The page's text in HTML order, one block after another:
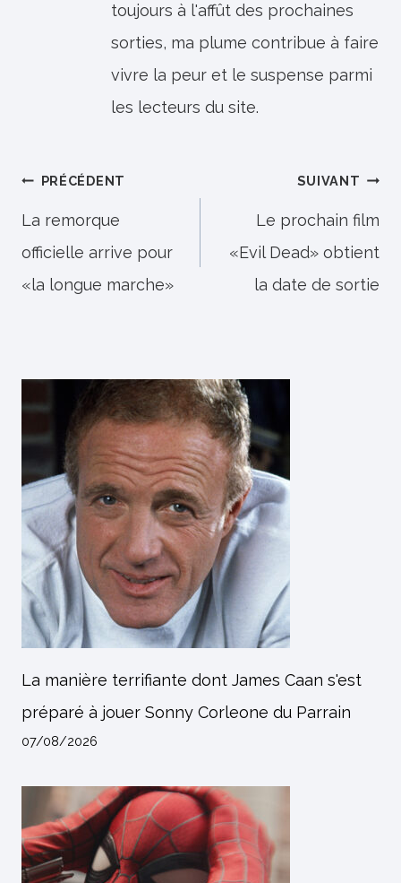
toujours à l'affût des prochaines
sorties, ma plume contribue à faire
vivre la peur et le suspense parmi
les lecteurs du site.
Navigation
de
l’article
PRÉCÉDENT
La remorque
officielle arrive pour
«la longue marche»
SUIVANT
Le prochain film
«Evil Dead» obtient
la date de sortie
La manière terrifiante dont James Caan s'est
préparé à jouer Sonny Corleone du Parrain
07/08/2026